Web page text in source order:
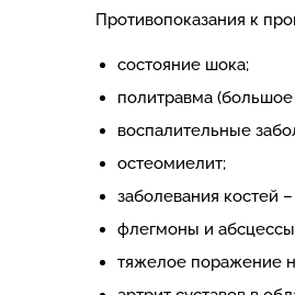
Противопоказания к
состояние шока;
политравма
воспалительные
остеомиелит;
заболевания костей
флегмоны и
тяжелое поражение